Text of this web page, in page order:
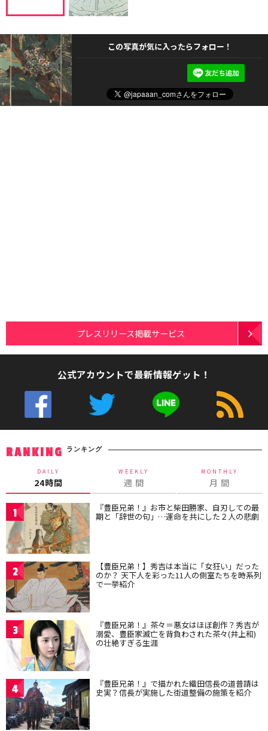
この写真が気に入ったらフォロー！
プレスリリース掲載サービス
公式アカウントで最新情報ゲット！
RANKING ランキング
DAILY
24時間
WEEKLY
週 間
MONTHLY
月 間
1 『豊臣兄弟！』お市と柴田勝家、自刃しての最
期と「辞世の句」…運命を共にした２人の悲劇
2 【豊臣兄弟！】秀吉は本当に「女狂い」だった
のか？ 天下人を彩った11人の側室たちを時系列
で一挙紹介
3 『豊臣兄弟！』茶々＝悪女はほぼ創作？秀吉が
溺愛、豊臣家滅亡を背負わされた茶々(井上和)
の壮絶すぎる生涯
4 『豊臣兄弟！』で描かれた織田信長の道普請は
史実？信長が実施した街道整備の施策を紹介